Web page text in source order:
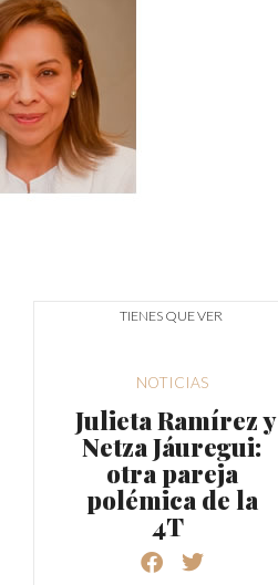
TIENES QUE VER
NOTICIAS
Julieta Ramírez y
Netza Jáuregui:
otra pareja
polémica de la
4T